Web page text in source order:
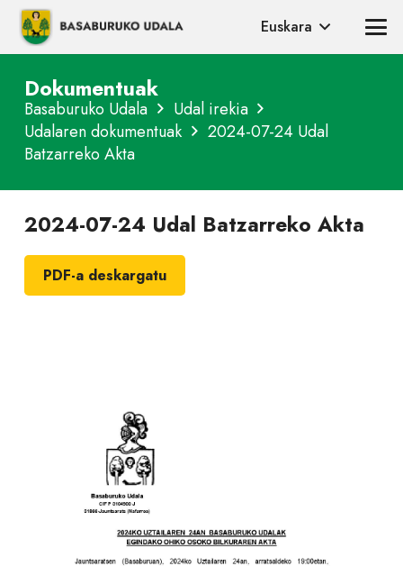
Euskara
Dokumentuak
Basaburuko Udala
Udal irekia
Udalaren dokumentuak
2024-07-24 Udal
Batzarreko Akta
2024-07-24 Udal Batzarreko Akta
PDF-a deskargatu